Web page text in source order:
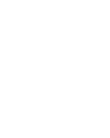
けにローンチする